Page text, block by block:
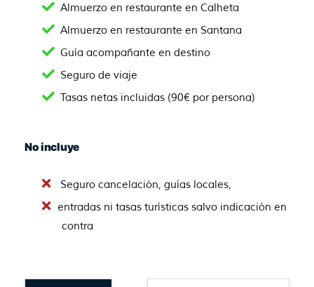
Almuerzo en restaurante en Calheta
Almuerzo en restaurante en Santana
Guía acompañante en destino
Seguro de viaje
Tasas netas incluidas (90€ por persona)
No incluye
Seguro cancelación, guías locales,
entradas ni tasas turísticas salvo indicación en
contra